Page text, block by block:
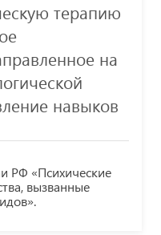
терапию
на
навыков
РФ «Психические
вызванные